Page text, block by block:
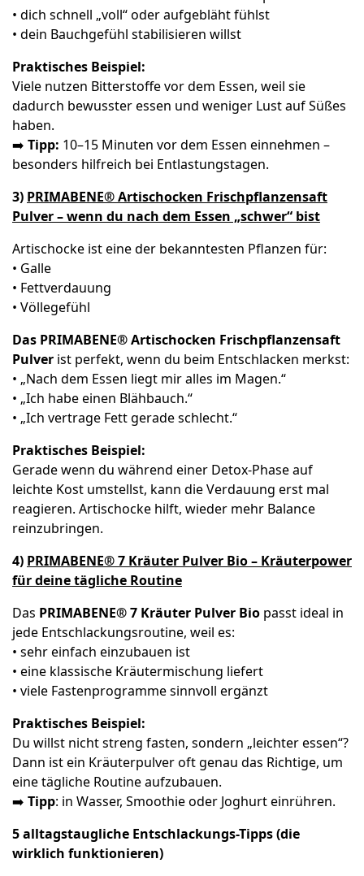
• dich schnell „voll“ oder aufgebläht fühlst
• dein Bauchgefühl stabilisieren willst
Praktisches Beispiel:
Viele nutzen Bitterstoffe vor dem Essen, weil sie
dadurch bewusster essen und weniger Lust auf Süßes
haben.
➡️ Tipp: 10–15 Minuten vor dem Essen einnehmen –
besonders hilfreich bei Entlastungstagen.
3) PRIMABENE® Artischocken Frischpflanzensaft
Pulver – wenn du nach dem Essen „schwer“ bist
Artischocke ist eine der bekanntesten Pflanzen für:
• Galle
• Fettverdauung
• Völlegefühl
Das PRIMABENE® Artischocken Frischpflanzensaft
Pulver ist perfekt, wenn du beim Entschlacken merkst:
• „Nach dem Essen liegt mir alles im Magen.“
• „Ich habe einen Blähbauch.“
• „Ich vertrage Fett gerade schlecht.“
Praktisches Beispiel:
Gerade wenn du während einer Detox-Phase auf
leichte Kost umstellst, kann die Verdauung erst mal
reagieren. Artischocke hilft, wieder mehr Balance
reinzubringen.
4) PRIMABENE® 7 Kräuter Pulver Bio – Kräuterpower
für deine tägliche Routine
Das PRIMABENE® 7 Kräuter Pulver Bio passt ideal in
jede Entschlackungsroutine, weil es:
• sehr einfach einzubauen ist
• eine klassische Kräutermischung liefert
• viele Fastenprogramme sinnvoll ergänzt
Praktisches Beispiel:
Du willst nicht streng fasten, sondern „leichter essen“?
Dann ist ein Kräuterpulver oft genau das Richtige, um
eine tägliche Routine aufzubauen.
➡️ Tipp: in Wasser, Smoothie oder Joghurt einrühren.
5 alltagstaugliche Entschlackungs-Tipps (die
wirklich funktionieren)